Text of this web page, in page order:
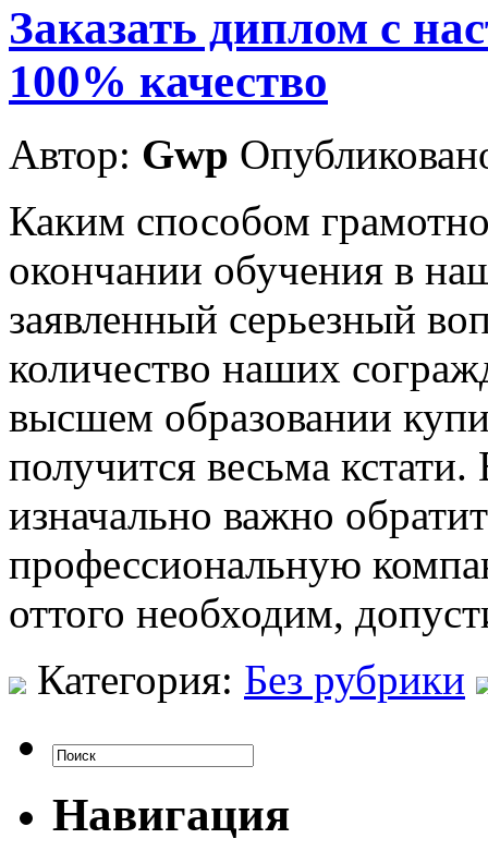
Заказать диплом с
100% качество
Автор: Gwp
Каким способом
окончании обучения в
заявленный серьезный
количество наших
высшем образовании
получится весьма
изначально важно
профессиональную
оттого необходим,
Категория: Без рубрики
Навигация